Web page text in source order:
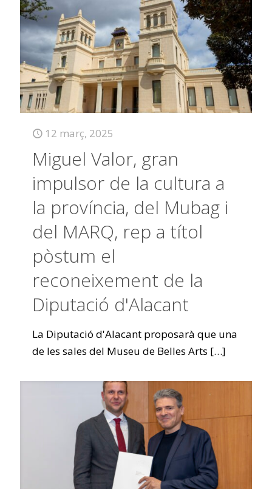
12 març, 2025
Miguel Valor, gran
impulsor de la cultura a
la província, del Mubag i
del MARQ, rep a títol
pòstum el
reconeixement de la
Diputació d'Alacant
La Diputació d'Alacant proposarà que una
de les sales del Museu de Belles Arts […]